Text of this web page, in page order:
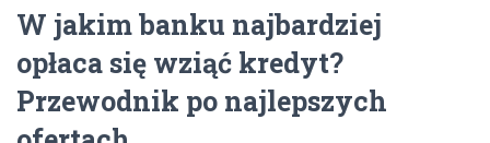
W jakim banku najbardziej
opłaca się wziąć kredyt?
Przewodnik po najlepszych